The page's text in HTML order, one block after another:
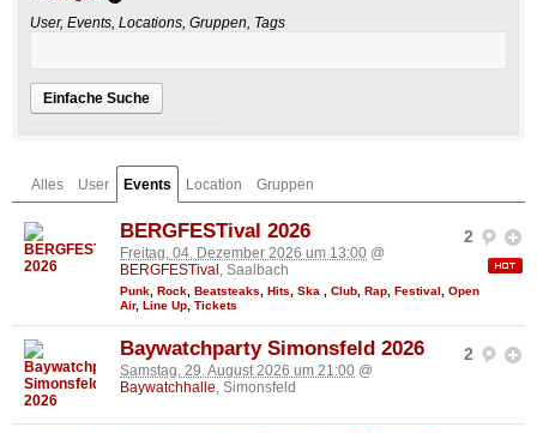
User, Events, Locations, Gruppen, Tags
Einfache Suche
Alles User Events Location Gruppen
2
BERGFESTival 2026
Freitag, 04. Dezember 2026 um 13:00 @
BERGFESTival, Saalbach
Punk Rock Beatsteaks Hits Ska Club Rap Festival
Open
Air, Line Up Tickets
2
Baywatchparty Simonsfeld 2026
Samstag, 29. August 2026 um 21:00 @
Baywatchhalle, Simonsfeld